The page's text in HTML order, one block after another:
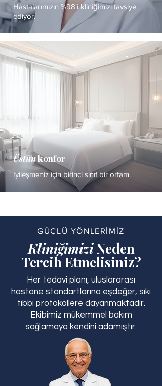
Hastalarımızın %98'i kliniğimizi tavsiye
ediyor.
Üstünkonfor
İyileşmeniz için birinci sınıf bir ortam.
GÜÇLÜ YÖNLERİMİZ
KliniğimiziNeden
Tercih Etmelisiniz?
Her tedavi planı, uluslararası
hastane standartlarına eşdeğer, sıkı
tıbbi protokollere dayanmaktadır.
Ekibimiz mükemmel bakım
sağlamaya kendini adamıştır.